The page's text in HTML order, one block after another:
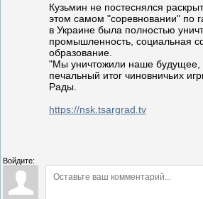
Кузьмин не постеснялся
этом самом "соревновании" по
в Украине была полностью
промышленность, социальная
образование.
"Мы уничтожили наше будущее,
печальный итог чиновничьих
Рады.
https://nsk.tsargrad.tv
Войдите: